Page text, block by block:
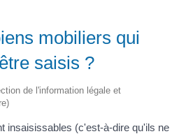
mobiliers qui
saisis ?
de l'information légale et
insaisissables (c'est-à-dire qu'ils ne